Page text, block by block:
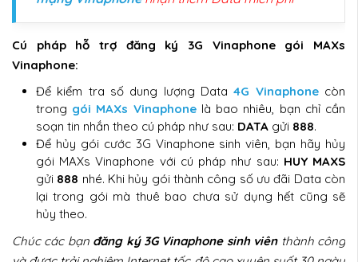
Cú pháp hỗ trợ đăng ký 3G Vinaphone gói MAXs
Vinaphone:
Để kiểm tra số dung lượng Data4G Vinaphonecòn
trong gói MAXs Vinaphonelà bao nhiêu, bạn chỉ cần
soạn tin nhắn theo cú pháp như sau: DATA gửi 888.
Để hủy gói cước 3G Vinaphone sinh viên, bạn hãy hủy
gói MAXs Vinaphone với cú pháp như sau: HUY MAXS
gửi 888 nhé. Khi hủy gói thành công số ưu đãi Data còn
lại trong gói mà thuê bao chưa sử dụng hết cũng sẽ
hủy theo.
Chúc các bạn đăng ký 3G Vinaphone sinh viên thành công